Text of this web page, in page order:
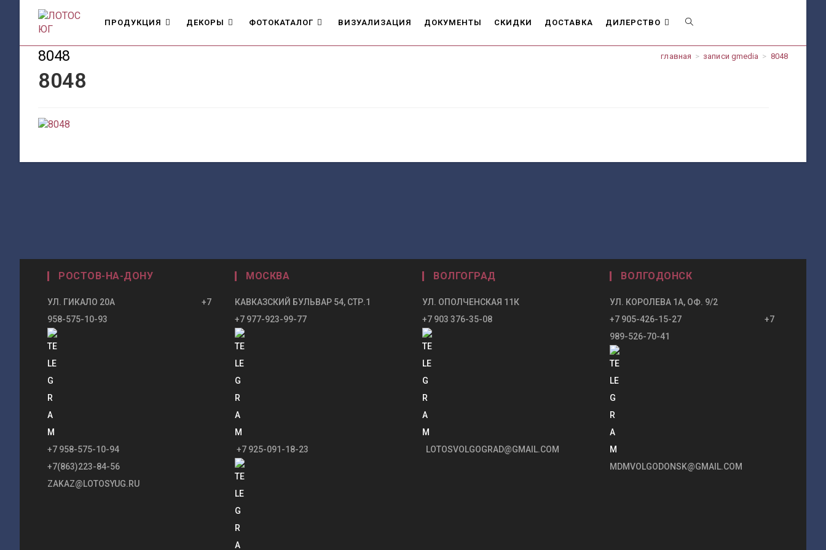
содержимому
ПРОДУКЦИЯ ДЕКОРЫ ФОТОКАТАЛОГ ВИЗУАЛИЗАЦИЯ ДОКУМЕНТЫ СКИДКИ ДОСТАВКА ДИЛЕРСТВО ПЕРЕКЛЮЧИТЬ
8048 главная > записи gmedia > 8048
8048
РОСТОВ-НА-ДОНУ
УЛ. ГИКАЛО 20А +7
958-575-10-93
+7 958-575-10-94
+7(863)223-84-56
ZAKAZ@LOTOSYUG.RU
МОСКВА
КАВКАЗСКИЙ БУЛЬВАР 54, СТР.1
+7 977-923-99-77
+7 925-091-18-23
ВОЛГОГРАД
УЛ. ОПОЛЧЕНСКАЯ 11К
+7 903 376-35-08
LOTOSVOLGOGRAD@GMAIL.COM
ВОЛГОДОНСК
УЛ. КОРОЛЕВА 1А, ОФ. 9/2
+7 905-426-15-27 +7
989-526-70-41
MDMVOLGODONSK@GMAIL.COM